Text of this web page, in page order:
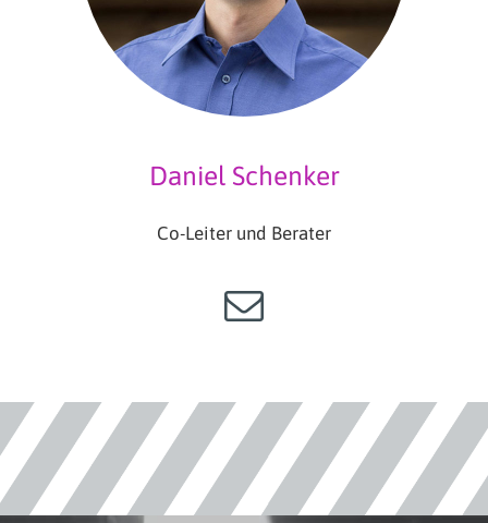
Daniel Schenker
Co-Leiter und Berater